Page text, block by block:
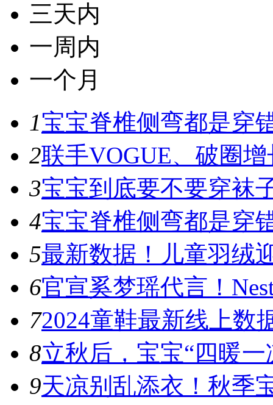
三天内
一周内
一个月
1宝宝脊椎侧弯都是穿
2联手VOGUE、破圈
3宝宝到底要不要穿袜
4宝宝脊椎侧弯都是穿
5最新数据！儿童羽绒
6官宣奚梦瑶代言！
7​2024童鞋最新线上数
8立秋后，宝宝“四暖
9天凉别乱添衣！秋季